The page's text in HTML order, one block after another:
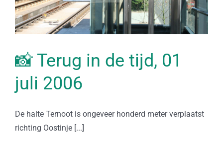
📸 Terug in de tijd, 01
juli 2006
De halte Ternoot is ongeveer honderd meter verplaatst
richting Oostinje [...]